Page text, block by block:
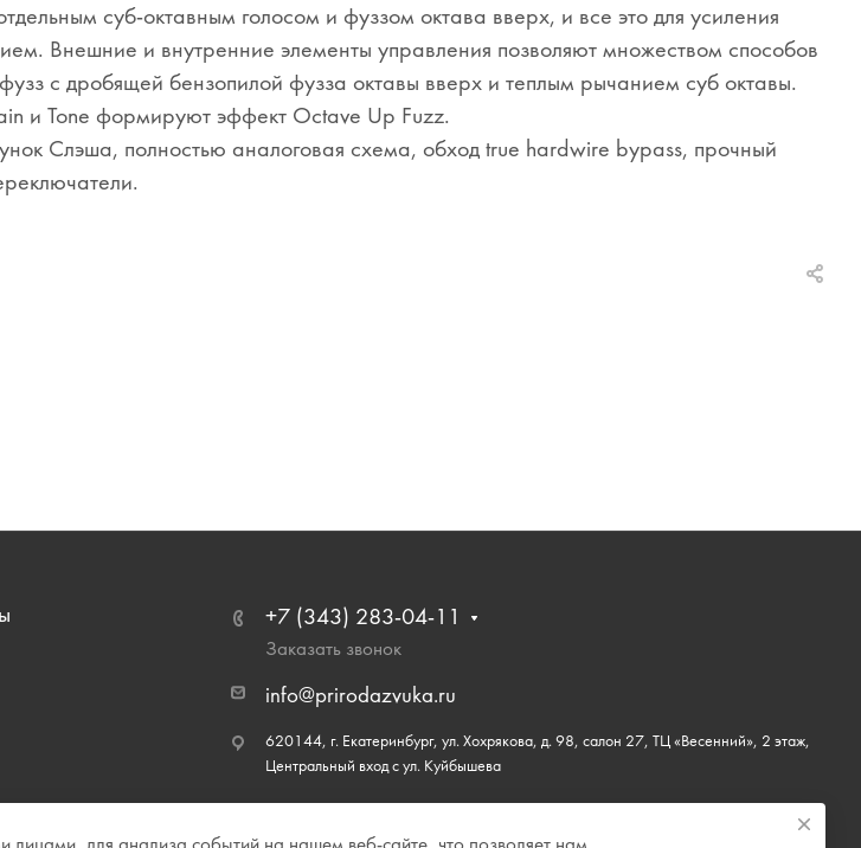
суб-октавным голосом и фуззом октава вверх, и все это для усиления
Внешние и внутренние элементы управления позволяют множеством способов
с дробящей бензопилой фузза октавы вверх и теплым рычанием суб октавы.
и Tone формируют эффект Octave Up Fuzz.
Слэша, полностью аналоговая схема, обход true hardwire bypass, прочный
+7 (343) 283-04-11
Заказать звонок
info@prirodazvuka.ru
620144, г. Екатеринбург, ул. Хохрякова, д. 98, салон 27, ТЦ «Весенний», 2 этаж,
Центральный вход с ул. Куйбышева